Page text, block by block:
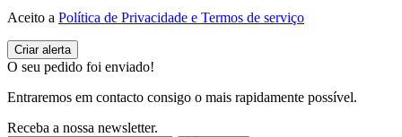
Aceito a Política de Privacidade e Termos de serviço
O seu pedido foi enviado!
Entraremos em contacto consigo o mais rapidamente possível.
Receba a nossa newsletter.